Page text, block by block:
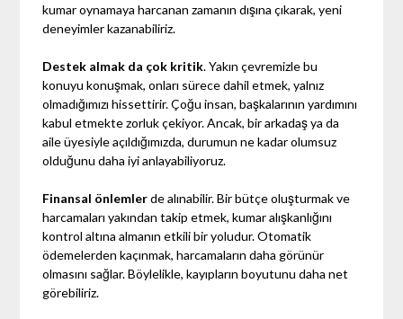
kumar oynamaya harcanan zamanın dışına çıkarak, yeni
deneyimler kazanabiliriz.
Destek almak da çok kritik. Yakın çevremizle bu
konuyu konuşmak, onları sürece dahil etmek, yalnız
olmadığımızı hissettirir. Çoğu insan, başkalarının yardımını
kabul etmekte zorluk çekiyor. Ancak, bir arkadaş ya da
aile üyesiyle açıldığımızda, durumun ne kadar olumsuz
olduğunu daha iyi anlayabiliyoruz.
Finansal önlemlerde alınabilir. Bir bütçe oluşturmak ve
harcamaları yakından takip etmek, kumar alışkanlığını
kontrol altına almanın etkili bir yoludur. Otomatik
ödemelerden kaçınmak, harcamaların daha görünür
olmasını sağlar. Böylelikle, kayıpların boyutunu daha net
görebiliriz.